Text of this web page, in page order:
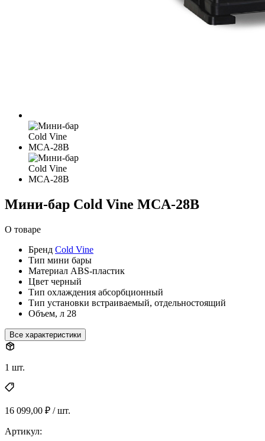
Мини-бар Cold Vine MCA-28B
О товаре
Бренд Cold Vine
Тип мини бары
Материал ABS-пластик
Цвет черный
Тип охлаждения абсорбционный
Тип установки встраиваемый, отдельностоящий
Объем, л 28
Все характеристики
1 шт.
16 099,00 ₽ / шт.
Артикул: